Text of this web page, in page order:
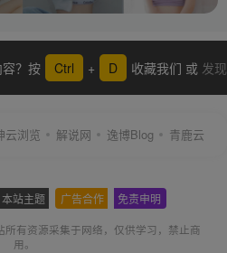
？按 Ctrl + D 收藏我们 或 发现
云浏览 解说网 逸博Blog 青鹿云
本站主题 广告合作 免责申明
所有资源采集于网络，仅供学习，禁止商
用。